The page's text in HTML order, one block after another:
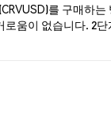
를 구매하
움이 없습니다. 2